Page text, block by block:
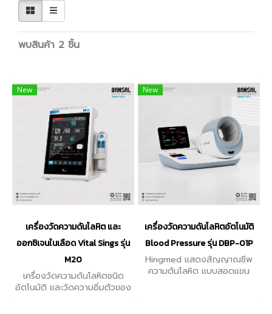
พบสินค้า 2 ชิ้น
New
เครื่องวัดความดันโลหิต และ
ออกซิเจนในเลือด Vital Sings รุ่น
M20
เครื่องวัดความดันโลหิตชนิด
อัตโนมัติ และวัดความอิ่มตัวของ
New
เครื่องวัดความดันโลหิตอัตโนมัติ
Blood Pressure รุ่น DBP-01P
Hingmed แสดงสัญญาณชีพ
ความดันโลหิต แบบสอดแขน